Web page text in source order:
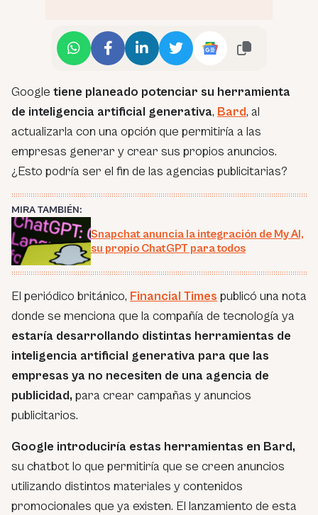
Google tiene planeado potenciar su herramienta
de inteligencia artificial generativa, Bard, al
actualizarla con una opción que permitiría a las
empresas generar y crear sus propios anuncios.
¿Esto podría ser el fin de las agencias publicitarias?
MIRA TAMBIÉN:
Snapchat anuncia la integración de My AI,
su propio ChatGPT para todos
El periódico británico, Financial Times publicó una nota
donde se menciona que la compañía de tecnología ya
estaría desarrollando distintas herramientas de
inteligencia artificial generativa para que las
empresas ya no necesiten de una agencia de
publicidad, para crear campañas y anuncios
publicitarios.
Google introduciría estas herramientas en Bard,
su chatbot lo que permitiría que se creen anuncios
utilizando distintos materiales y contenidos
promocionales que ya existen. El lanzamiento de esta